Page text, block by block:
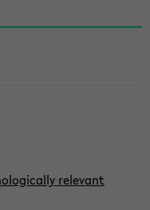
relevant